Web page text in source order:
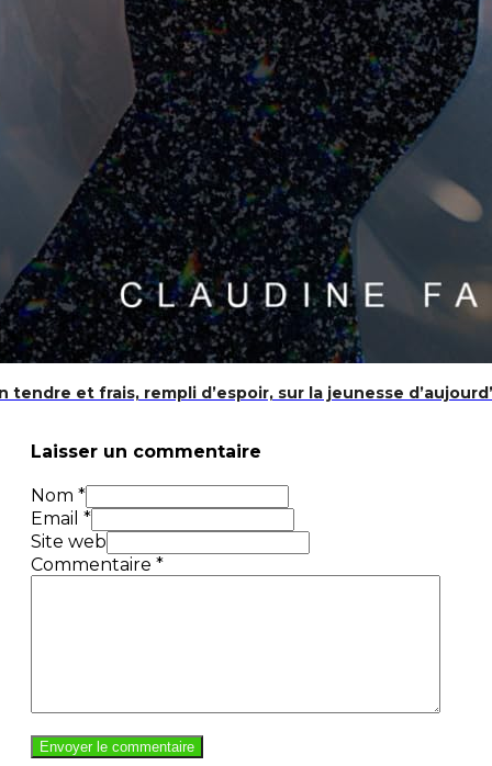
tendre et frais, rempli d’espoir, sur la jeunesse
Laisser un commentaire
Nom *
Email *
Site web
Commentaire *